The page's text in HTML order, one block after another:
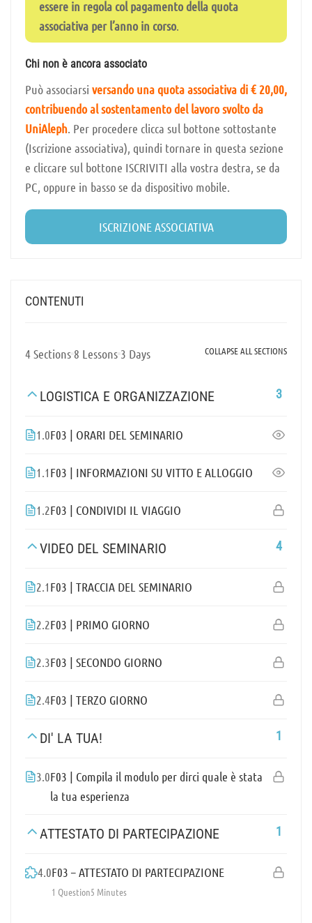
essere in regola col pagamento della quota
associativa per l’anno in corso.
Chi non è ancora associato
Può associarsi versando una quota associativa di € 20,00,
contribuendo al sostentamento del lavoro svolto da
UniAleph. Per procedere clicca sul bottone sottostante
(Iscrizione associativa), quindi tornare in questa sezione
e cliccare sul bottone ISCRIVITI alla vostra destra, se da
PC, oppure in basso se da dispositivo mobile.
ISCRIZIONE ASSOCIATIVA
CONTENUTI
4 Sections 8 Lessons 3 Days COLLAPSE ALL SECTIONS
LOGISTICA E ORGANIZZAZIONE 3
1.0F03 | ORARI DEL SEMINARIO
1.1F03 | INFORMAZIONI SU VITTO E ALLOGGIO
1.2F03 | CONDIVIDI IL VIAGGIO
VIDEO DEL SEMINARIO 4
2.1F03 | TRACCIA DEL SEMINARIO
2.2F03 | PRIMO GIORNO
2.3F03 | SECONDO GIORNO
2.4F03 | TERZO GIORNO
DI' LA TUA! 1
3.0F03 | Compila il modulo per dirci quale è stata
la tua esperienza
ATTESTATO DI PARTECIPAZIONE 1
4.0F03 – ATTESTATO DI PARTECIPAZIONE
5 Minutes
1 Question